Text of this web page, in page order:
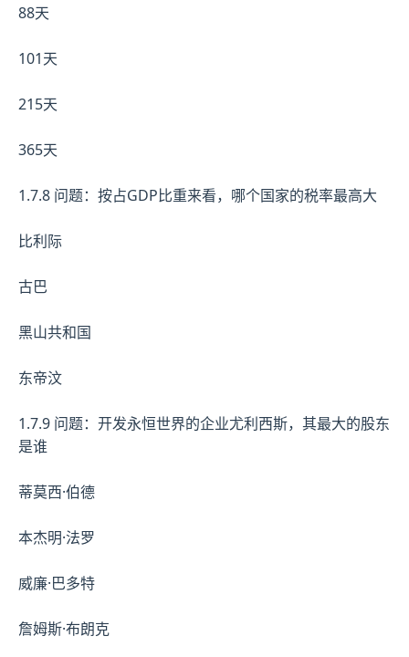
88天
101天
215天
365天
1.7.8 问题：按占GDP比重来看，哪个国家的税率最高大
比利际
古巴
黑山共和国
东帝汶
1.7.9 问题：开发永恒世界的企业尤利西斯，其最大的股东
是谁
蒂莫西·伯德
本杰明·法罗
威廉·巴多特
詹姆斯·布朗克